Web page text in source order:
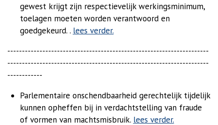
gewest krijgt zijn respectievelijk werkingsminimum,
toelagen moeten worden verantwoord en
goedgekeurd. . lees verder.
---------------------------------------------------------------------
---------------------------------------------------------------------
------------
Parlementaire onschendbaarheid gerechtelijk tijdelijk
kunnen opheffen bij in verdachtstelling van fraude
of vormen van machtsmisbruik. lees verder.